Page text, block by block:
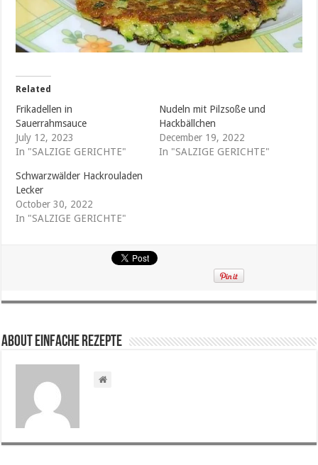
Related
Frikadellen in
Sauerrahmsauce
July 12, 2023
In "SALZIGE GERICHTE"
Nudeln mit Pilzsoße und
Hackbällchen
December 19, 2022
In "SALZIGE GERICHTE"
Schwarzwälder Hackrouladen
Lecker
October 30, 2022
In "SALZIGE GERICHTE"
About Einfache Rezepte